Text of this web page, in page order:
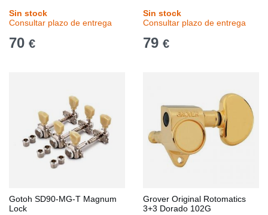
Sin stock
Consultar plazo de entrega
70 €
Sin stock
Consultar plazo de entrega
79 €
Gotoh SD90-MG-T Magnum
Lock
Grover Original Rotomatics
3+3 Dorado 102G